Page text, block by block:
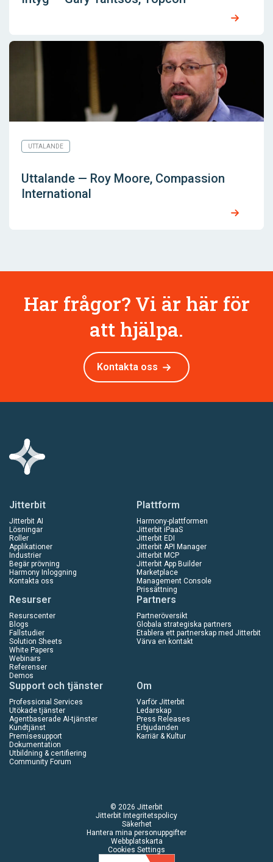
UTTALANDE
Uttalande — Roy Moore, Compassion
International
Har frågor? Vi är här för
att hjälpa.
Kontakta oss
Jitterbit
Jitterbit AI
Lösningar
Roller
Applikationer
Industrier
Begär prövning
Harmony Inloggning
Kontakta oss
Plattform
Harmony-plattformen
Jitterbit iPaaS
Jitterbit EDI
Jitterbit API Manager
Jitterbit MCP
Jitterbit App Builder
Marketplace
Management Console
Prissättning
Resurser
Resurscenter
Blogs
Fallstudier
Solution Sheets
White Papers
Webinars
Referenser
Demos
Partners
Partneröversikt
Globala strategiska partners
Etablera ett partnerskap med Jitterbit
Värva en kontakt
Support och tjänster
Professional Services
Utökade tjänster
Agentbaserade AI-tjänster
Kundtjänst
Premisesupport
Dokumentation
Utbildning & certifiering
Community Forum
Om
Varför Jitterbit
Ledarskap
Press Releases
Erbjudanden
Karriär & Kultur
© 2026 Jitterbit
Jitterbit Integritetspolicy
Säkerhet
Hantera mina personuppgifter
Webbplatskarta
Cookies Settings